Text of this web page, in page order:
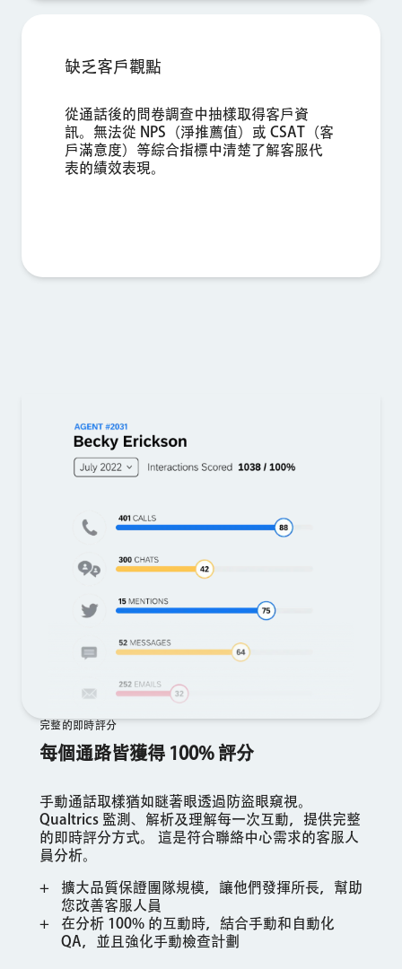
缺乏客戶觀點
從通話後的問卷調查中抽樣取得客戶資
訊。無法從 NPS（淨推薦值）或 CSAT（客
戶滿意度）等綜合指標中清楚了解客服代
表的績效表現。
完整的即時評分
每個通路皆獲得 100% 評分
手動通話取樣猶如瞇著眼透過防盜眼窺視。
Qualtrics 監測、解析及理解每一次互動，提供完整
的即時評分方式。 這是符合聯絡中心需求的客服人
員分析。
擴大品質保證團隊規模，讓他們發揮所長，幫助
您改善客服人員
在分析 100% 的互動時，結合手動和自動化
QA，並且強化手動檢查計劃